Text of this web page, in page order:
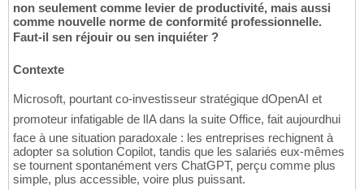
non seulement comme levier de productivité, mais aussi
comme nouvelle norme de conformité professionnelle.
Faut-il sen réjouir ou sen inquiéter ?
Contexte
Microsoft, pourtant co-investisseur stratégique dOpenAI et
promoteur infatigable de lIA dans la suite Office, fait aujourdhui
face à une situation paradoxale : les entreprises rechignent à
adopter sa solution Copilot, tandis que les salariés eux-mêmes
se tournent spontanément vers ChatGPT, perçu comme plus
simple, plus accessible, voire plus puissant.